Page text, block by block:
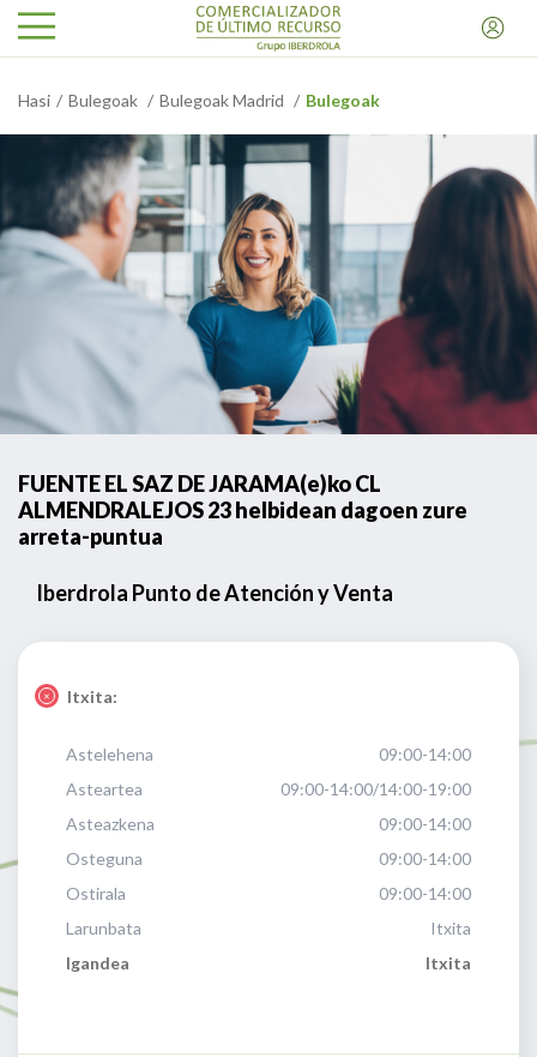
Hasi Bulegoak Bulegoak Madrid Bulegoak
FUENTE EL SAZ DE JARAMA(e)ko CL
ALMENDRALEJOS 23 helbidean dagoen zure
arreta-puntua
Iberdrola Punto de Atención y Venta
Itxita:
Astelehena
09:00-14:00
Asteartea
09:00-14:00/14:00-19:00
Asteazkena
09:00-14:00
Osteguna
09:00-14:00
Ostirala
09:00-14:00
Larunbata
Itxita
Igandea
Itxita